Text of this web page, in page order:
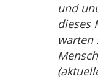
und
dieses
warten